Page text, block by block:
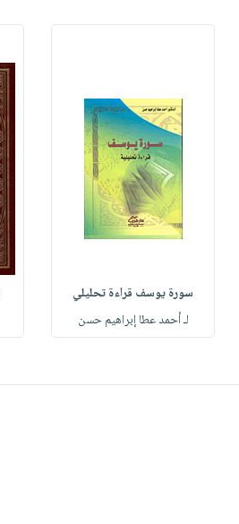
سورة يوسف قراءة تحليلي
لـ أحمد عطا إبراهيم حسن